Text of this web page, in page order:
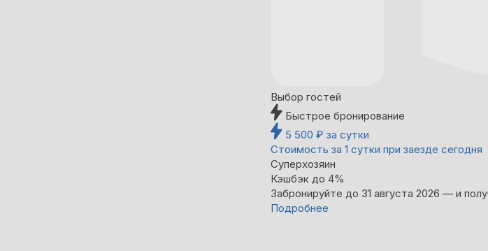
Выбор гостей
Быстрое бронирование
5 500 ₽ за сутки
Стоимость за 1 сутки при заезде сегодня
Суперхозяин
Кэшбэк до 4%
Забронируйте до 31 августа 2026 — и
Подробнее